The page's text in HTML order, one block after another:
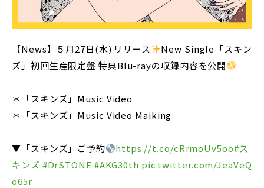
【News】５月27日(水) リリース
New Single「スキン
ズ」初回生産限定盤 特典Blu-rayの収録内容を公開
＊「スキンズ」Music Video
＊「スキンズ」Music Video Maiking
▼「スキンズ」ご予約 https://t.co/cRrmoUv5oo#ス
キンズ #DrSTONE #AKG30th pic.twitter.com/JeaVeQ
o65r